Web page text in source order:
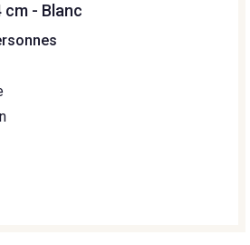
- Blanc